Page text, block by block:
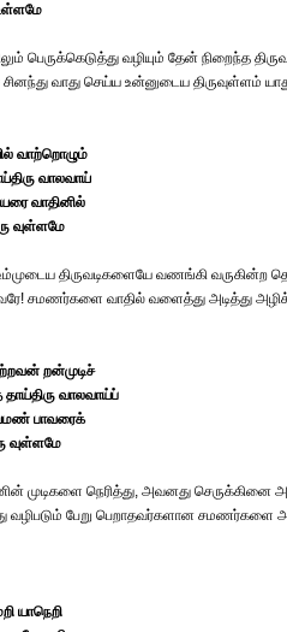
பெருக்கெடுத்து வழியும் தேன் நிறைந்த
வாது செய்ய உன்னுடைய திருவுள்ளம்
வாற்றொழும்
வாலவாய்
வாதினில்
வுள்ளமே
திருவடிகளையே வணங்கி வருகின்ற
சமணர்களை வாதில் வளைத்து அடித்து
றன்முடிச்
வாலவாய்ப்
பாவரைக்
வுள்ளமே
நெரித்து, அவனது செருக்கினை
வழிபடும் பேறு பெறாதவர்களான
யாநெறி